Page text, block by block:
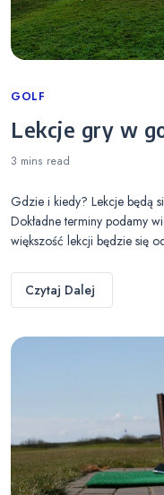
Categories
GOLF
Lekcje gry w
3 mins read
Gdzie i kiedy? Lekcje będą
Dokładne terminy podamy
większość lekcji będzie się
Czytaj Dalej